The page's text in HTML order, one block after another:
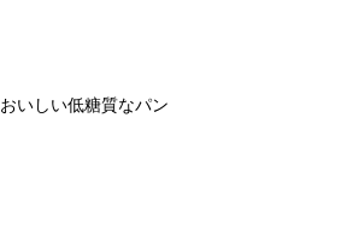
おいしい低糖質なパン